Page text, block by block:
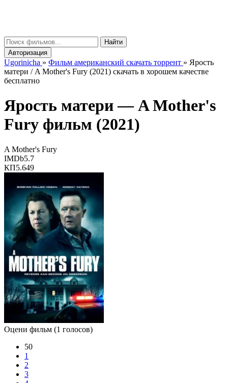
Найти
Авторизация
Ugorinicha » Фильм американский скачать торрент » Ярость
матери / A Mother's Fury (2021) скачать в хорошем качестве
бесплатно
Ярость матери —A Mother's
Fury фильм (2021)
A Mother's Fury
IMDb5.7
КП5.649
Оцени фильм (1 голосов)
50
1
2
3